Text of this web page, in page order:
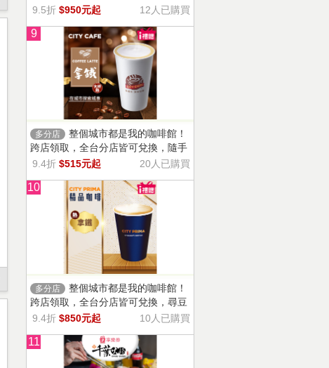
9.5折 $950元起 12人已購買
9
多分店
整個城市都是我的咖啡館！
跨店領取，全台分店皆可兌換，隨手
一杯濃郁香醇，奶香把咖啡的濃烈變
9.4折 $515元起 20人已購買
10
多分店
整個城市都是我的咖啡館！
跨店領取，全台分店皆可兌換，尋豆
師精選豆種，邀你一起鑑賞精品美味
9.4折 $850元起 10人已購買
11